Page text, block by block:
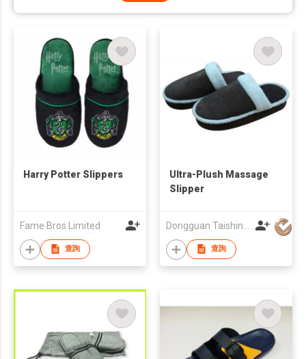
Harry Potter Slippers
Fame Bros Limited
查詢
Ultra-Plush Massage
Slipper
查詢